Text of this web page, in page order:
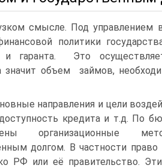
смысле. Под
политики
гаранта. Это
объем займов,
направления и цели
кредита и т.д. По
организационные
долгом. В частности
РФ или её правительство.